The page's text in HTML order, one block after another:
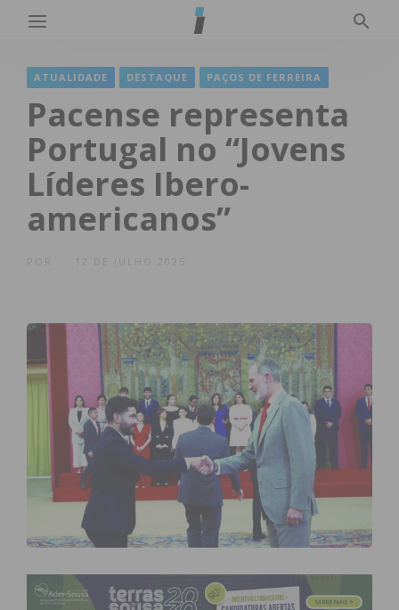
ATUALIDADE DESTAQUE PAÇOS DE FERREIRA
Pacense representa
Portugal no “Jovens
Líderes Ibero-
americanos”